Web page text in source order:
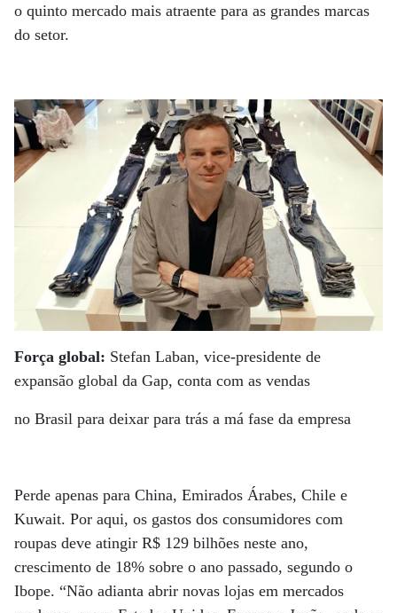
o quinto mercado mais atraente para as grandes marcas
do setor.
Força global: Stefan Laban, vice-presidente de
expansão global da Gap, conta com as vendas
no Brasil para deixar para trás a má fase da empresa
Perde apenas para China, Emirados Árabes, Chile e
Kuwait. Por aqui, os gastos dos consumidores com
roupas deve atingir R$ 129 bilhões neste ano,
crescimento de 18% sobre o ano passado, segundo o
Ibope. “Não adianta abrir novas lojas em mercados